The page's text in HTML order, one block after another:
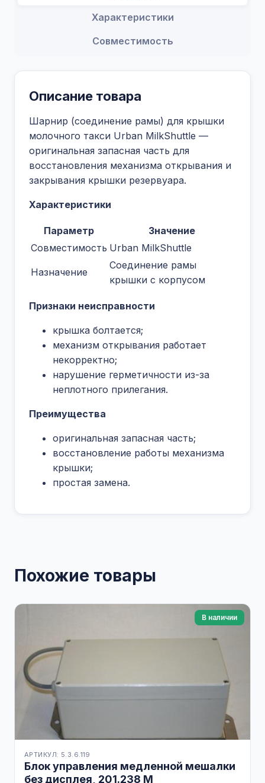
Характеристики
Совместимость
Описание товара
Шарнир (соединение рамы) для крышки
молочного такси Urban MilkShuttle —
оригинальная запасная часть для
восстановления механизма открывания и
закрывания крышки резервуара.
Характеристики
Параметр
Значение
Совместимость Urban MilkShuttle
Назначение
Соединение рамы
крышки с корпусом
Признаки неисправности
крышка болтается;
механизм открывания работает
некорректно;
нарушение герметичности из-за
неплотного прилегания.
Преимущества
оригинальная запасная часть;
восстановление работы механизма
крышки;
простая замена.
Похожие товары
В наличии
АРТИКУЛ: 5.3.6.119
Блок управления медленной мешалки
без дисплея, 201.238 M